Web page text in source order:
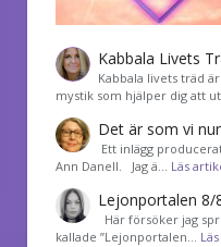
Kabbala Livets
Kabbala livets träd
mystik som hjälper dig att
Det är som vi
Ett inlägg
Ann Danell. Jag ä… Läs
Lejonportalen 8/
Här försöker jag
kallade ”Lejonportalen…